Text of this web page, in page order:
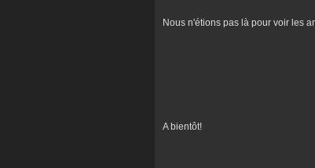
Nous n'étions pas là pour voir les
A bientôt!